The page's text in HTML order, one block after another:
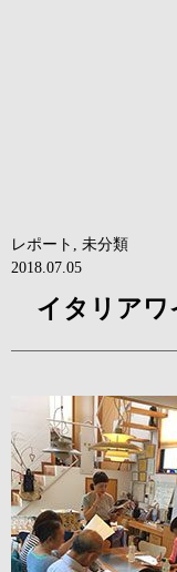
レポート
未分類
2018.07.05
イタリアワ